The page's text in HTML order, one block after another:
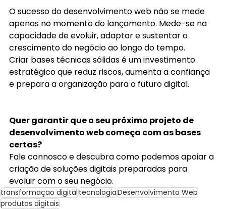
O sucesso do desenvolvimento web não se mede
apenas no momento do lançamento. Mede-se na
capacidade de evoluir, adaptar e sustentar o
crescimento do negócio ao longo do tempo.
Criar bases técnicas sólidas é um investimento
estratégico que reduz riscos, aumenta a confiança
e prepara a organização para o futuro digital.
Quer garantir que o seu próximo projeto de
desenvolvimento web começa com as bases
certas?
Fale connosco e descubra como podemos apoiar a
criação de soluções digitais preparadas para
evoluir com o seu negócio.
transformação digitaltecnologiaDesenvolvimento Web
produtos digitais